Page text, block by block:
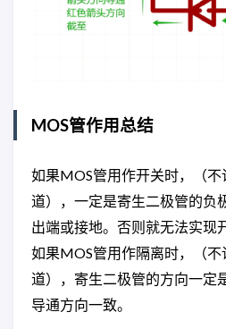
MOS管作用总结
如果MOS管用作开关时，（
道），一定是寄生二极管的负
出端或接地。否则就无法实现
如果MOS管用作隔离时，（
道），寄生二极管的方向一定
导通方向一致。